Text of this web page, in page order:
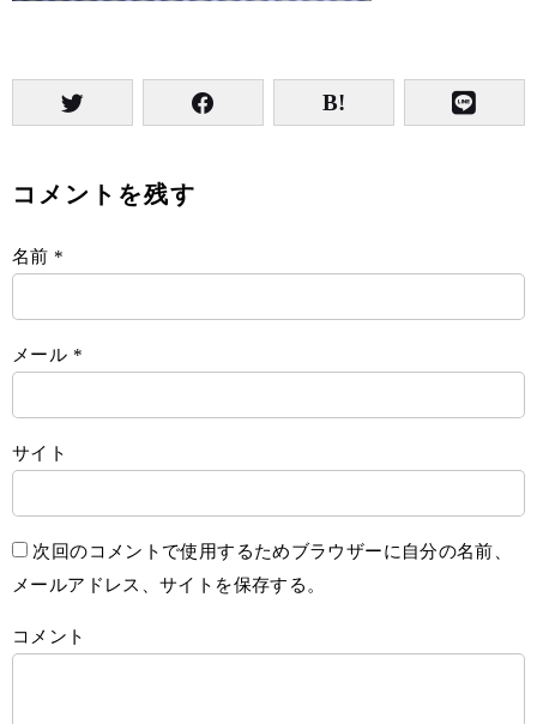
コメントを残す
名前 *
メール *
サイト
次回のコメントで使用するためブラウザーに自分の名前、
メールアドレス、サイトを保存する。
コメント